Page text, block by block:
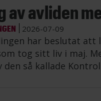
av avliden
2026-07-09
har beslutat att
tog sitt liv i maj.
den så kallade